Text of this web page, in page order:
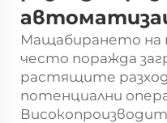
Мащабирането на
често поражда
растящите
потенциални